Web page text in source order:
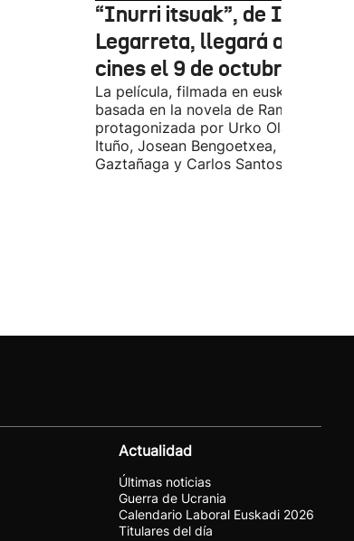
“Inurri itsuak”, de Igor
Legarreta, llegará a los
cines el 9 de octubre
La película, filmada en euskera, está
basada en la novela de Ramiro
protagonizada por Urko Olazabal,
Ituño, Josean Bengoetxea, Miren
Gaztañaga y Carlos Santos.
Actualidad
Últimas noticias
Guerra de Ucrania
Calendario Laboral Euskadi 2026
Titulares del día